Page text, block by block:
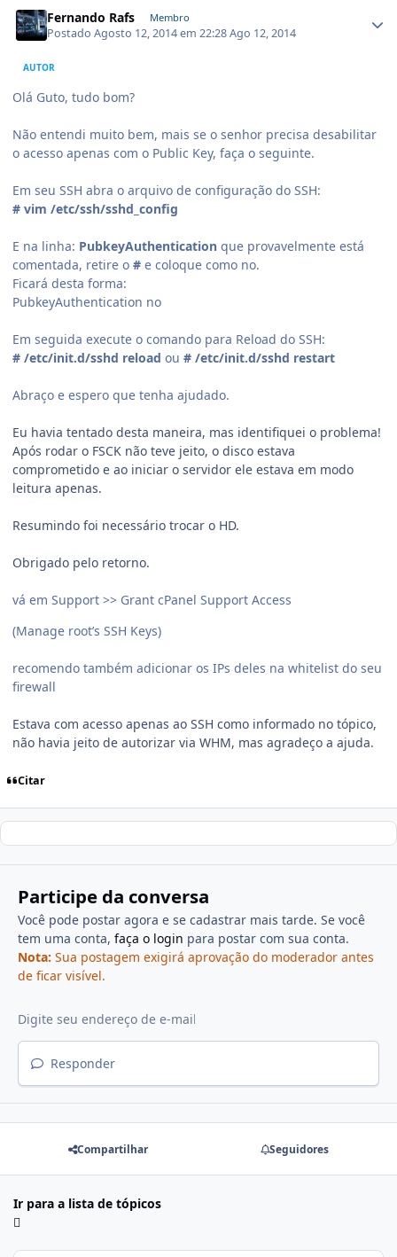
Fernando Rafs Membro
PostadoAgosto 12, 2014 em 22:28Ago 12, 2014
AUTOR
Olá Guto, tudo bom?
Não entendi muito bem, mais se o senhor precisa desabilitar
o acesso apenas com o Public Key, faça o seguinte.
Em seu SSH abra o arquivo de configuração do SSH:
# vim /etc/ssh/sshd_config
E na linha: PubkeyAuthentication que provavelmente está
comentada, retire o # e coloque como no.
Ficará desta forma:
PubkeyAuthentication no
Em seguida execute o comando para Reload do SSH:
# /etc/init.d/sshd reload ou # /etc/init.d/sshd restart
Abraço e espero que tenha ajudado.
Eu havia tentado desta maneira, mas identifiquei o problema!
Após rodar o FSCK não teve jeito, o disco estava
comprometido e ao iniciar o servidor ele estava em modo
leitura apenas.
Resumindo foi necessário trocar o HD.
Obrigado pelo retorno.
vá em Support >> Grant cPanel Support Access
(Manage root’s SSH Keys)
recomendo também adicionar os IPs deles na whitelist do seu
firewall
Estava com acesso apenas ao SSH como informado no tópico,
não havia jeito de autorizar via WHM, mas agradeço a ajuda.
Citar
Participe da conversa
Você pode postar agora e se cadastrar mais tarde. Se você
tem uma conta, faça o login para postar com sua conta.
Nota: Sua postagem exigirá aprovação do moderador antes
de ficar visível.
Responder
Compartilhar Seguidores
Ir para a lista de tópicos